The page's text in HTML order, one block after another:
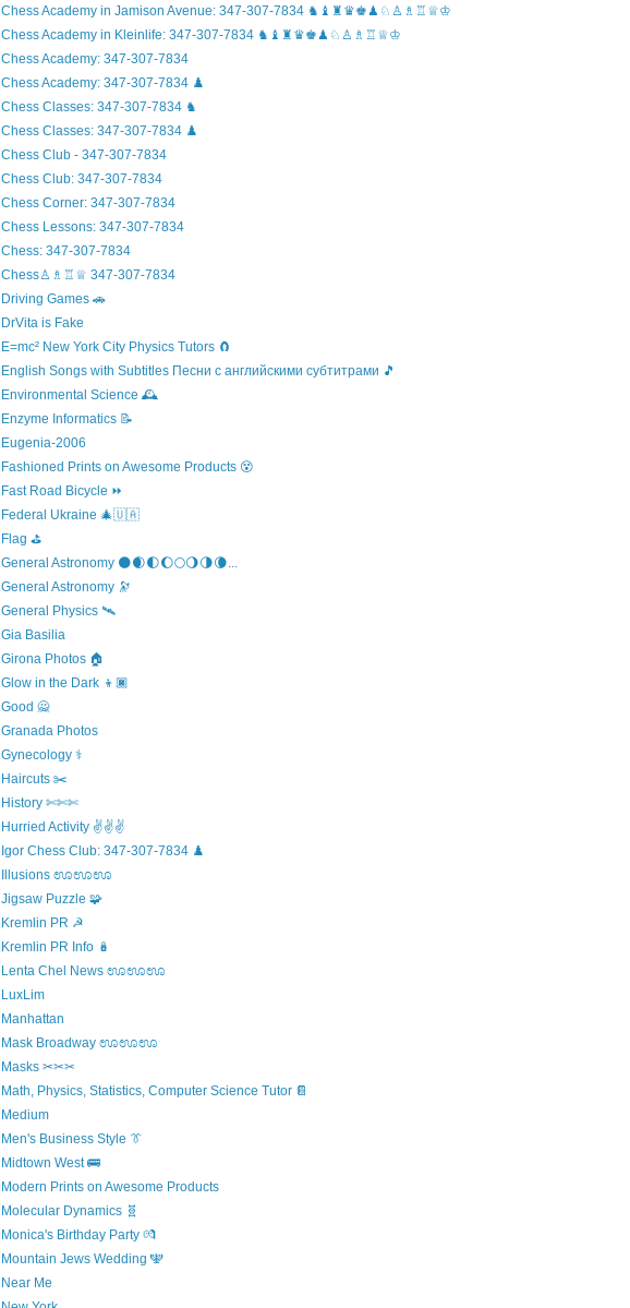
Chess Academy in Jamison Avenue: 347-307-7834 ♞♝♜♛♚♟♘♙♗♖♕♔
Chess Academy in Kleinlife: 347-307-7834 ♞♝♜♛♚♟♘♙♗♖♕♔
Chess Academy: 347-307-7834
Chess Academy: 347-307-7834 ♟️
Chess Classes: 347-307-7834 ♞
Chess Classes: 347-307-7834 ♟️
Chess Club - 347-307-7834
Chess Club: 347-307-7834
Chess Corner: 347-307-7834
Chess Lessons: 347-307-7834
Chess: 347-307-7834
Chess♙♗♖♕ 347-307-7834
Driving Games 🚗
DrVita is Fake
E=mc² New York City Physics Tutors 🧲
English Songs with Subtitles Песни с английскими субтитрами 🎵
Environmental Science 🕰️
Enzyme Informatics 📝
Eugenia-2006
Fashioned Prints on Awesome Products 😵
Fast Road Bicycle ⏩
Federal Ukraine 🎄🇺🇦
Flag ⛳
General Astronomy 🌑🌒🌓🌔🌕🌖🌗🌘...
General Astronomy 🔭
General Physics 🛰
Gia Basilia
Girona Photos 🏠
Glow in the Dark 👦🏿
Good 🙅
Granada Photos
Gynecology ⚕️
Haircuts ✂️
History ✄✄✄
Hurried Activity ✌✌✌
Igor Chess Club: 347-307-7834 ♟️
Illusions ಊಊಊ
Jigsaw Puzzle 🧩
Kremlin PR ☭
Kremlin PR Info 🪆
Lenta Chel News ಊಊಊ
LuxLim
Manhattan
Mask Broadway ಊಊಊ
Masks ✂✂✂
Math, Physics, Statistics, Computer Science Tutor 📔
Medium
Men's Business Style 👔
Midtown West 🚌
Modern Prints on Awesome Products
Molecular Dynamics 🧬
Monica's Birthday Party 💏
Mountain Jews Wedding 🕎
Near Me